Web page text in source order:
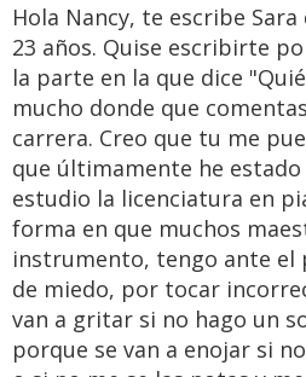
Hola Nancy, te escribe
23 años. Quise escribirte
la parte en la que dice
mucho donde que
carrera. Creo que tu me
que últimamente he
estudio la licenciatura en
forma en que muchos
instrumento, tengo ante el
de miedo, por tocar
van a gritar si no hago un
porque se van a enojar si